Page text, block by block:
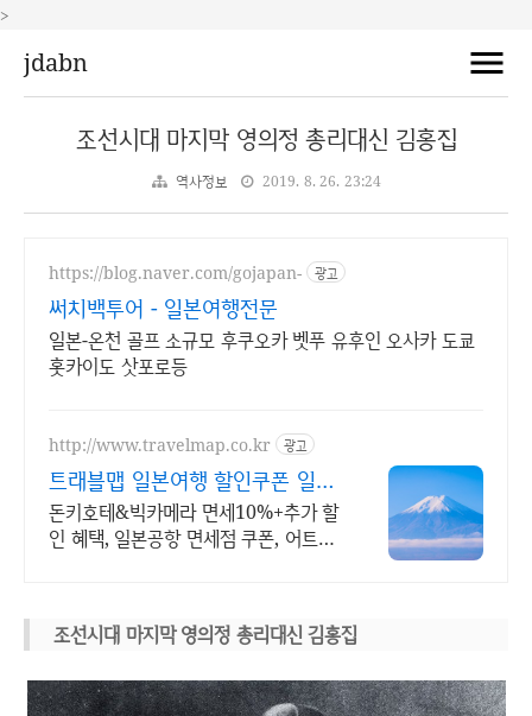
>
jdabn
조선시대 마지막 영의정 총리대신 김홍집
역사정보 2019. 8. 26. 23:24
https://blog.naver.com/gojapan- 광고
써치백투어 - 일본여행전문
일본-온천 골프 소규모 후쿠오카 벳푸 유후인 오사카 도쿄
홋카이도 삿포로등
http://www.travelmap.co.kr 광고
트래블맵 일본여행 할인쿠폰 일본
여행 필수 쿠폰 다운가능
돈키호테&빅카메라 면세10%+추가 할
인 혜택, 일본공항 면세점 쿠폰, 어트랙
조선시대 마지막 영의정 총리대신 김홍집